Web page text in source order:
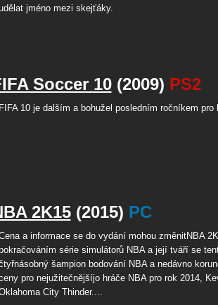
jméno mezi skejťáky.
Soccer 10(2009) PS2
FIFA 10 je dalším a bohužel posledním ročníkem pro
2K15(2015) PC
a informace se do vydání mohou změnitNBA
série simulátorů NBA a její tváří se
šampion bodování NBA a nedávno
pro nejužitečnějšíjo hráče NBA pro rok 2014,
City Thinder....